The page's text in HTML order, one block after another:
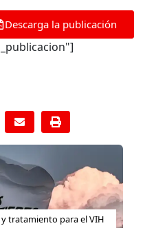
Descarga la publicación
tratamiento para el VIH